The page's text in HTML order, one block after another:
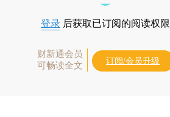
登录 后获取已订阅的阅读权限
财新通会员
可畅读全文
订阅/会员升级